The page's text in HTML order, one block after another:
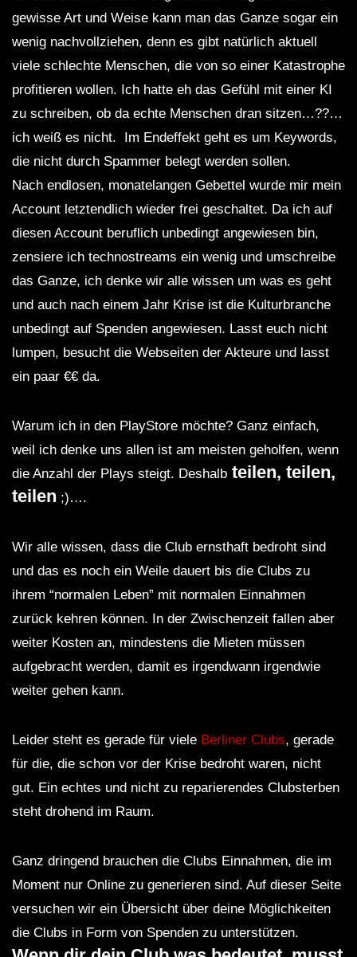
gewisse Art und Weise kann man das Ganze sogar ein
wenig nachvollziehen, denn es gibt natürlich aktuell
viele schlechte Menschen, die von so einer Katastrophe
profitieren wollen. Ich hatte eh das Gefühl mit einer KI
zu schreiben, ob da echte Menschen dran sitzen…??…
ich weiß es nicht. Im Endeffekt geht es um Keywords,
die nicht durch Spammer belegt werden sollen.
Nach endlosen, monatelangen Gebettel wurde mir mein
Account letztendlich wieder frei geschaltet. Da ich auf
diesen Account beruflich unbedingt angewiesen bin,
zensiere ich technostreams ein wenig und umschreibe
das Ganze, ich denke wir alle wissen um was es geht
und auch nach einem Jahr Krise ist die Kulturbranche
unbedingt auf Spenden angewiesen. Lasst euch nicht
lumpen, besucht die Webseiten der Akteure und lasst
ein paar €€ da.
Warum ich in den PlayStore möchte? Ganz einfach,
weil ich denke uns allen ist am meisten geholfen, wenn
die Anzahl der Plays steigt. Deshalb teilen, teilen,
teilen ;)….
Wir alle wissen, dass die Club ernsthaft bedroht sind
und das es noch ein Weile dauert bis die Clubs zu
ihrem “normalen Leben” mit normalen Einnahmen
zurück kehren können. In der Zwischenzeit fallen aber
weiter Kosten an, mindestens die Mieten müssen
aufgebracht werden, damit es irgendwann irgendwie
weiter gehen kann.
Leider steht es gerade für viele Berliner Clubs, gerade
für die, die schon vor der Krise bedroht waren, nicht
gut. Ein echtes und nicht zu reparierendes Clubsterben
steht drohend im Raum.
Ganz dringend brauchen die Clubs Einnahmen, die im
Moment nur Online zu generieren sind. Auf dieser Seite
versuchen wir ein Übersicht über deine Möglichkeiten
die Clubs in Form von Spenden zu unterstützen.